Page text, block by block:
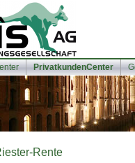
PrivatkundenCenter
Rente